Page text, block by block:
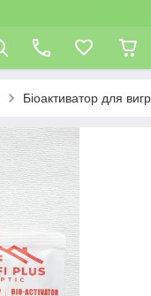
Біоактиватор для